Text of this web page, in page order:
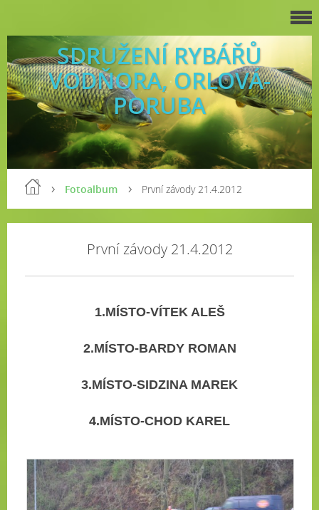
SDRUŽENÍ RYBÁŘŮ
VODŇORA, ORLOVÁ-
PORUBA
Fotoalbum První závody 21.4.2012
První závody 21.4.2012
1.MÍSTO-VÍTEK ALEŠ
2.MÍSTO-BARDY ROMAN
3.MÍSTO-SIDZINA MAREK
4.MÍSTO-CHOD KAREL